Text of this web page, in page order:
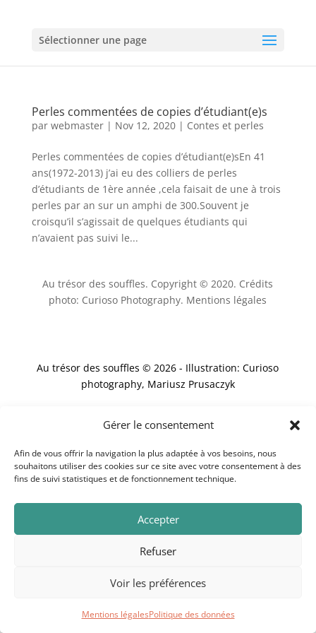
Gérer le consentement
Afin de vous offrir la navigation la plus adaptée à vos besoins, nous
souhaitons utiliser des cookies sur ce site avec votre consentement à des
fins de suivi statistiques et de fonctionnement technique.
Accepter
Refuser
Voir les préférences
Mentions légalesPolitique des données
Sélectionner une page
Perles commentées de copies d’étudiant(e)s
par webmaster| Nov 12, 2020| Contes et perles
Perles commentées de copies d’étudiant(e)sEn 41
ans(1972-2013) j’ai eu des colliers de perles
d’étudiants de 1ère année ,cela faisait de une à trois
perles par an sur un amphi de 300.Souvent je
croisqu’il s’agissait de quelques étudiants qui
n’avaient pas suivi le...
Au trésor des souffles. Copyright © 2020. Crédits
photo: Curioso Photography. Mentions légales
Au trésor des souffles © 2026 - Illustration: Curioso
photography, Mariusz Prusaczyk